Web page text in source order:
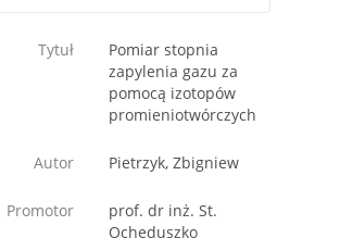
Tytuł
Pomiar stopnia
zapylenia gazu za
pomocą izotopów
promieniotwórczych
Autor Pietrzyk, Zbigniew
Promotor
prof. dr inż. St.
Ochęduszko